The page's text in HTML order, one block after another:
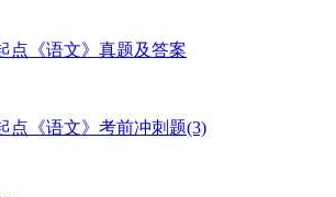
点《语文》真题及答案
点《语文》考前冲刺题(3)